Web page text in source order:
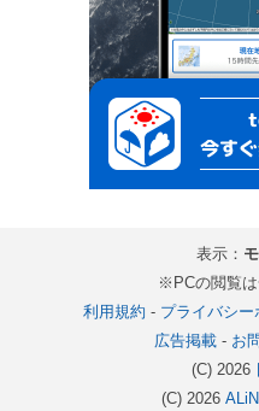
表示：
※PCの閲覧
利用規約 - プライバシー
広告掲載- お
(C) 2026
(C) 2026